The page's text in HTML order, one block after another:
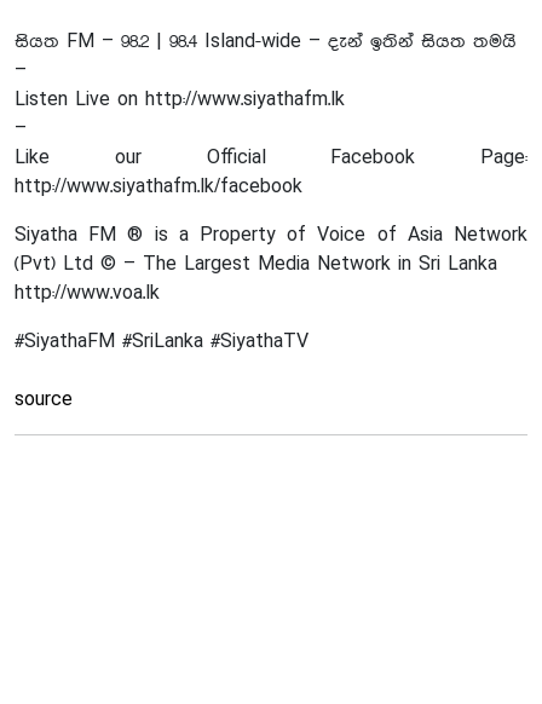
සියත FM – 98.2 | 98.4 Island-wide – දැන් ඉතින් සියත තමයි
–
Listen Live on http://www.siyathafm.lk
–
Like our Official Facebook Page:
http://www.siyathafm.lk/facebook
Siyatha FM ® is a Property of Voice of Asia Network
(Pvt) Ltd © – The Largest Media Network in Sri Lanka
http://www.voa.lk
#SiyathaFM #SriLanka #SiyathaTV
source